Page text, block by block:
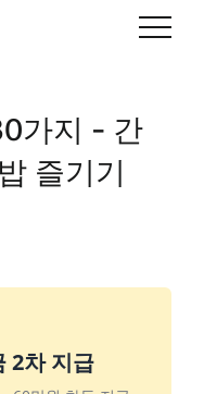
가지 - 간
즐기기
2차 지급